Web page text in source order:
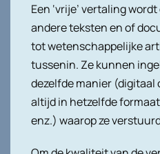
Een ‘vrije’ vertaling
andere teksten en of
tot wetenschappelijke
tussenin. Ze kunnen
dezelfde manier (digitaal
altijd in hetzelfde formaat
enz.) waarop ze